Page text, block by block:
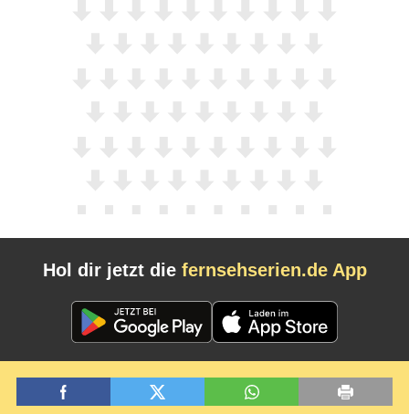
Hol dir jetzt die fernsehserien.de App